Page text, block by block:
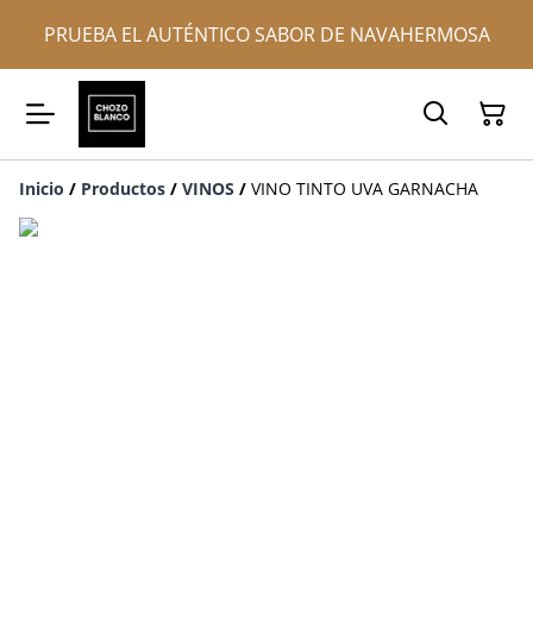
PRUEBA EL AUTÉNTICO SABOR DE NAVAHERMOSA
Inicio / Productos / VINOS / VINO TINTO UVA GARNACHA